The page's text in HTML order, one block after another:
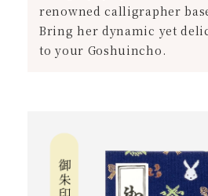
renowned calligrapher
Bring her dynamic yet
to your Goshuincho.